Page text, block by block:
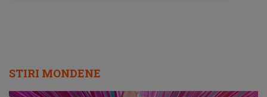
STIRI MONDENE